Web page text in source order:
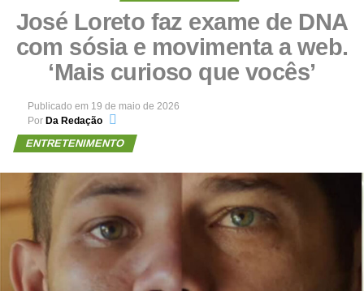
José Loreto faz exame de DNA
com sósia e movimenta a web.
‘Mais curioso que vocês’
Publicado em 19 de maio de 2026
Por Da Redação
ENTRETENIMENTO